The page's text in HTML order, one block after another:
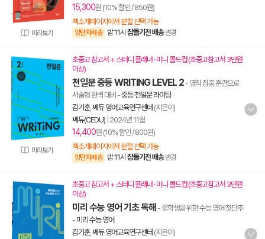
미리보기
15,300원 (10% 할인 / 850원)
책소개페이지에서 분철 선택 가능
양탄자배송 밤 11시 잠들기전 배송 변경
미리보기
초중고 참고서 + 스터디 플래너 · 미니 콜드컵 (초중고참고서 3만원
이상)
천일문 중등 WRITING LEVEL 2 - 영작 집중 훈련으로
서술형 완벽 대비 -중등 천일문 라이팅
김기훈, 쎄듀 영어교육연구센터 (지은이)
쎄듀(CEDU) 2024년 11월
14,400원 (10% 할인 / 800원)
책소개페이지에서 분철 선택 가능
양탄자배송 밤 11시 잠들기전 배송 변경
초중고 참고서 + 스터디 플래너 · 미니 콜드컵 (초중고참고서 3만원
이상)
미리 수능 영어 기초 독해 - 중학생을 위한 수능 영어 첫단추
- 미리 수능 영어
김기훈, 쎄듀 영어교육연구센터 (지은이)